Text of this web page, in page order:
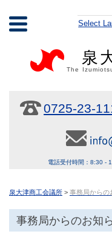
Select
泉
The
0725-23-
電話受付時間：8:30 -
泉大津商工会議所 > 事務局からの
事務局からのお知